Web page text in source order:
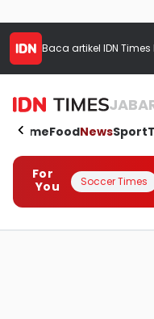
Baca artikel IDN Times
HomeFoodNewsSport
For
You
Soccer Times